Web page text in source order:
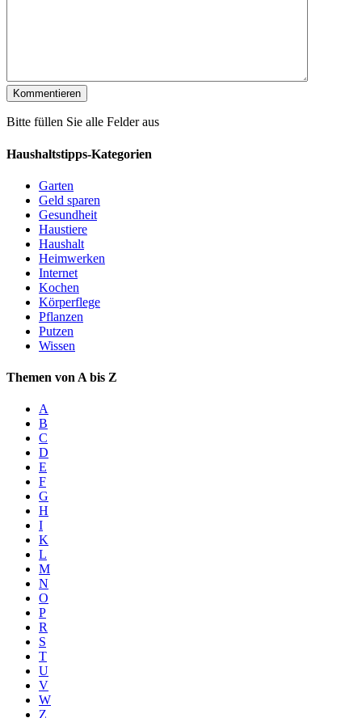
Bitte füllen Sie alle Felder aus
Haushaltstipps-Kategorien
Garten
Geld sparen
Gesundheit
Haustiere
Haushalt
Heimwerken
Internet
Kochen
Körperflege
Pflanzen
Putzen
Wissen
Themen von A bis Z
A
B
C
D
E
F
G
H
I
K
L
M
N
O
P
R
S
T
U
V
W
Z